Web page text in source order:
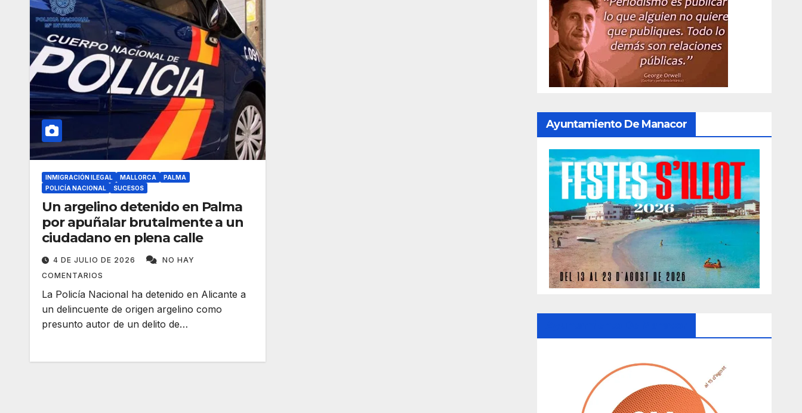
INMIGRACIÓN ILEGAL MALLORCA
PALMA
POLICÍA NACIONAL
SUCESOS
Un argelino detenido en Palma
por apuñalar brutalmente a un
ciudadano en plena calle
4 DE JULIO DE 2026
NO HAY
COMENTARIOS
La Policía Nacional ha detenido en Alicante a
un delincuente de origen argelino como
presunto autor de un delito de…
Ayuntamiento De Manacor